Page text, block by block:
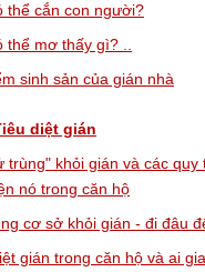
thể cắn con người?
thể mơ thấy gì? ..
sinh sản của gián nhà
diệt gián
trùng" khỏi gián và các quy
nó trong căn hộ
cơ sở khỏi gián - đi đâu
gián trong căn hộ và ai